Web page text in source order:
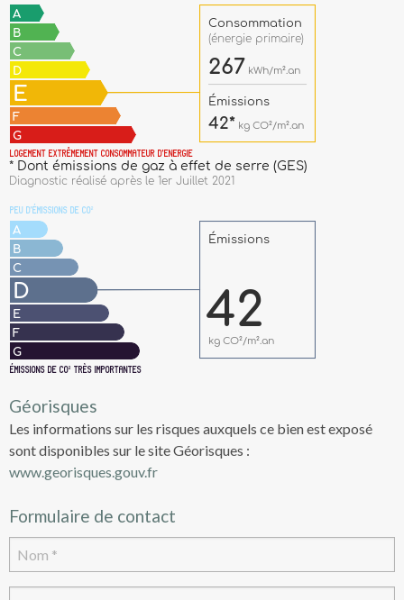
Géorisques
Les informations sur les risques auxquels ce bien est exposé
sont disponibles sur le site Géorisques :
www.georisques.gouv.fr
Formulaire de contact